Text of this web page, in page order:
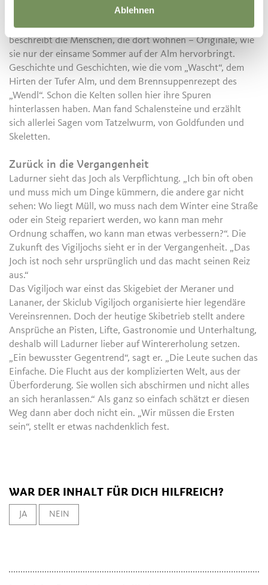
Ablehnen
Ausführlich führt Menz Buch, zählt fein säuberlich die
Almen auf, berichtet von Wolfsgruben und Kalköfen und
beschreibt die Menschen, die dort wohnen – Originale, wie
sie nur der einsame Sommer auf der Alm hervorbringt.
Geschichte und Geschichten, wie die vom „Wascht“, dem
Hirten der Tufer Alm, und dem Brennsuppenrezept des
„Wendl“. Schon die Kelten sollen hier ihre Spuren
hinterlassen haben. Man fand Schalensteine und erzählt
sich allerlei Sagen vom Tatzelwurm, von Goldfunden und
Skeletten.
Zurück in die Vergangenheit
Ladurner sieht das Joch als Verpflichtung. „Ich bin oft oben
und muss mich um Dinge kümmern, die andere gar nicht
sehen: Wo liegt Müll, wo muss nach dem Winter eine Straße
oder ein Steig repariert werden, wo kann man mehr
Ordnung schaffen, wo kann man etwas verbessern?“. Die
Zukunft des Vigiljochs sieht er in der Vergangenheit. „Das
Joch ist noch sehr ursprünglich und das macht seinen Reiz
aus.“
Das Vigiljoch war einst das Skigebiet der Meraner und
Lananer, der Skiclub Vigiljoch organisierte hier legendäre
Vereinsrennen. Doch der heutige Skibetrieb stellt andere
Ansprüche an Pisten, Lifte, Gastronomie und Unterhaltung,
deshalb will Ladurner lieber auf Wintererholung setzen.
„Ein bewusster Gegentrend“, sagt er. „Die Leute suchen das
Einfache. Die Flucht aus der komplizierten Welt, aus der
Überforderung. Sie wollen sich abschirmen und nicht alles
an sich heranlassen.“ Als ganz so einfach schätzt er diesen
Weg dann aber doch nicht ein. „Wir müssen die Ersten
sein“, stellt er etwas nachdenklich fest.
WAR DER INHALT FÜR DICH HILFREICH?
JA NEIN